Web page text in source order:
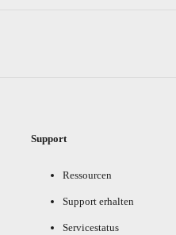
Support
Ressourcen
Support erhalten
Servicestatus